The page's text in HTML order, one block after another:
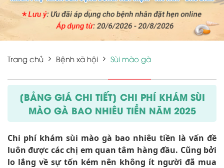
Trang chủ Bệnh xã hội Sùi mào gà
[BẢNG GIÁ CHI TIẾT] CHI PHÍ KHÁM SÙI
MÀO GÀ BAO NHIÊU TIỀN NĂM 2025
Chi phí khám sùi mào gà bao nhiêu tiền là vấn đề
luôn được các chị em quan tâm hàng đầu. Cũng bởi
lo lắng về sự tốn kém nên không ít người đã mua